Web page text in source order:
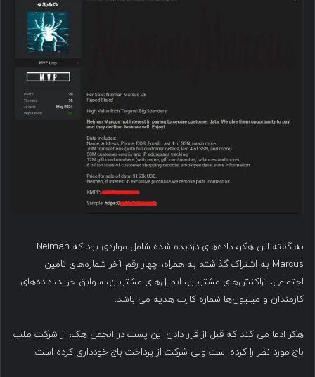
به گفته این هکر، داده‌های دزدیده شده شامل مواردی بود که Neiman
Marcus به اشتراک گذاشته به همراه، چهار رقم آخر شماره‌های تامین
اجتماعی، تراکنش‌های مشتریان، ایمیل‌های مشتریان، سوابق خرید، داده‌های
کارمندان و میلیون‌ها شماره کارت هدیه می باشد.
هکر ادعا می کند که قبل از قرار دادن این پست در انجمن هک، از شرکت طلب
باج مورد نظر را کرده است ولی شرکت از پرداخت باج خودداری کرده است.